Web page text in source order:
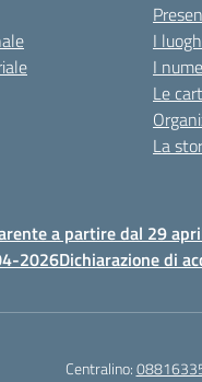
I
I
Le
La
a partire dal 29
2026Dichiarazione di
Centralino: